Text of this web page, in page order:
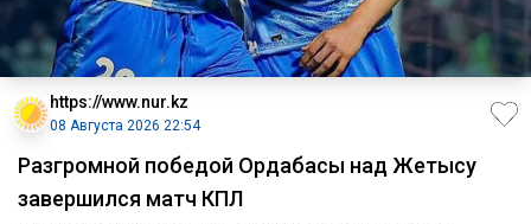
https://www.nur.kz
08 Августа 2026 22:54
Разгромной победой Ордабасы над Жетысу
завершился матч КПЛ